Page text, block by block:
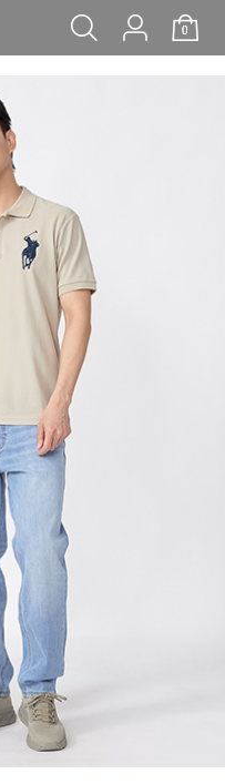
0
KIDS BABY